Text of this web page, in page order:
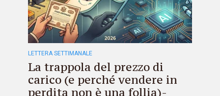
LETTERA SETTIMANALE
La trappola del prezzo di
carico (e perché vendere in
perdita non è una follia)-